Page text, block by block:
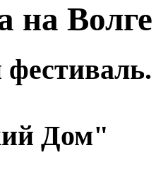
на Волге
Дом"